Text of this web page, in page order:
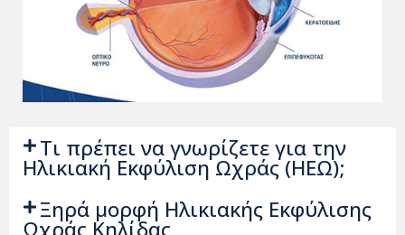
Τι πρέπει να γνωρίζετε για την
Ηλικιακή Εκφύλιση Ωχράς (ΗΕΩ);
Ξηρά μορφή Ηλικιακής Εκφύλισης
Ωχράς Κηλίδας